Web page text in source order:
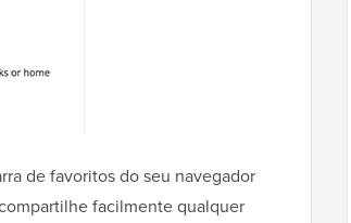
de favoritos do seu navegador
facilmente qualquer